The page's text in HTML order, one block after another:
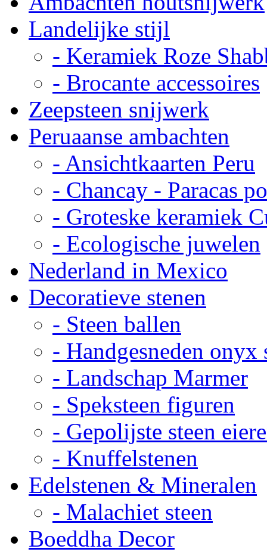
Landelijke stijl
- Keramiek Roze
- Brocante accessoires
Zeepsteen snijwerk
Peruaanse ambachten
- Ansichtkaarten Peru
- Chancay - Paracas
- Groteske keramiek
- Ecologische juwelen
Nederland in Mexico
Decoratieve stenen
- Steen ballen
- Handgesneden onyx
- Landschap Marmer
- Speksteen figuren
- Gepolijste steen
- Knuffelstenen
Edelstenen & Mineralen
- Malachiet steen
Boeddha Decor